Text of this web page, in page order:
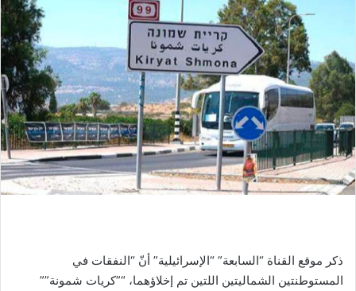
ذكر موقع القناة “السابعة” “الإسرائيلية” أنّ “النفقات في
المستوطنتين الشماليتين اللتين تم إخلاؤهما، “”كريات شمونة””